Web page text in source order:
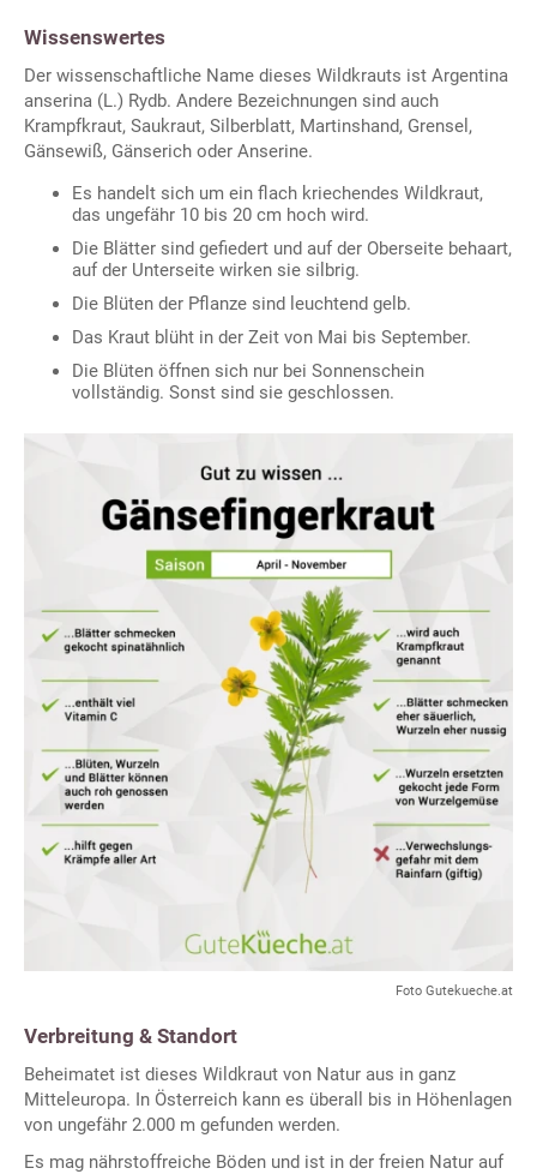
Wissenswertes
Der wissenschaftliche Name dieses Wildkrauts ist Argentina
anserina (L.) Rydb. Andere Bezeichnungen sind auch
Krampfkraut, Saukraut, Silberblatt, Martinshand, Grensel,
Gänsewiß, Gänserich oder Anserine.
Es handelt sich um ein flach kriechendes Wildkraut,
das ungefähr 10 bis 20 cm hoch wird.
Die Blätter sind gefiedert und auf der Oberseite behaart,
auf der Unterseite wirken sie silbrig.
Die Blüten der Pflanze sind leuchtend gelb.
Das Kraut blüht in der Zeit von Mai bis September.
Die Blüten öffnen sich nur bei Sonnenschein
vollständig. Sonst sind sie geschlossen.
Foto Gutekueche.at
Verbreitung & Standort
Beheimatet ist dieses Wildkraut von Natur aus in ganz
Mitteleuropa. In Österreich kann es überall bis in Höhenlagen
von ungefähr 2.000 m gefunden werden.
Es mag nährstoffreiche Böden und ist in der freien Natur auf